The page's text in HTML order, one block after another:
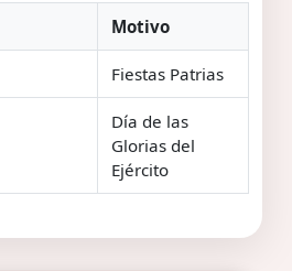
Motivo
Fiestas Patrias
Día de las
Glorias del
Ejército